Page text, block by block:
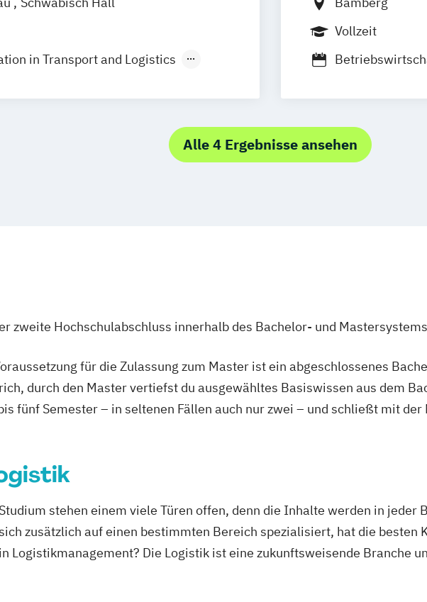
in Transport and Logistics
Vollzeit
Alle 4 Ergebnisse ansehen
zweite Hochschulabschluss innerhalb des Bachelor- und
für die Zulassung zum Master ist ein abgeschlossenes
durch den Master vertiefst du ausgewähltes Basiswissen aus dem
fünf Semester – in seltenen Fällen auch nur zwei – und schließt mit der
stehen einem viele Türen offen, denn die Inhalte werden in jeder
zusätzlich auf einen bestimmten Bereich spezialisiert, hat die besten
Logistikmanagement? Die Logistik ist eine zukunftsweisende Branche